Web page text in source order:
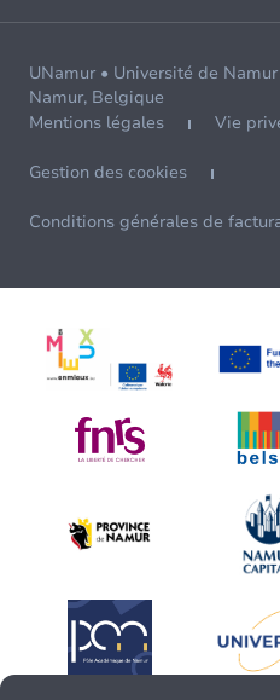
UNamur • Université de
Namur, Belgique
Mentions légales
Vie
Gestion des cookies
Conditions générales de